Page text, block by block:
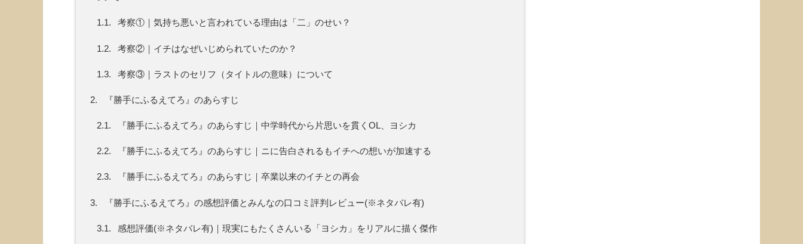
1.1. 考察①｜気持ち悪いと言われている理由は「二」のせい？
1.2. 考察②｜イチはなぜいじめられていたのか？
1.3. 考察③｜ラストのセリフ（タイトルの意味）について
2. 『勝手にふるえてろ』のあらすじ
2.1. 『勝手にふるえてろ』のあらすじ｜中学時代から片思いを貫くOL、ヨシカ
2.2. 『勝手にふるえてろ』のあらすじ｜ニに告白されるもイチへの想いが加速する
2.3. 『勝手にふるえてろ』のあらすじ｜卒業以来のイチとの再会
3. 『勝手にふるえてろ』の感想評価とみんなの口コミ評判レビュー(※ネタバレ有)
3.1. 感想評価(※ネタバレ有)｜現実にもたくさんいる「ヨシカ」をリアルに描く傑作